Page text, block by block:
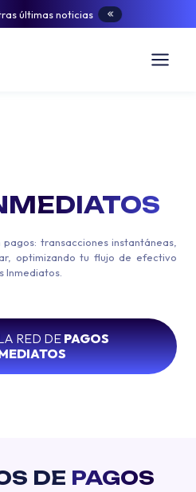
últimas noticias
transacciones instantáneas,
optimizando tu flujo de efectivo
Inmediatos.
RED DEPAGOS
DE PAGOS